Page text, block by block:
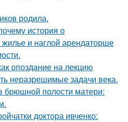
родила.
история о
и наглой арендаторше
опоздание на лекцию
неразрешимые задачи века.
брюшной полости матери:
доктора ивченко: